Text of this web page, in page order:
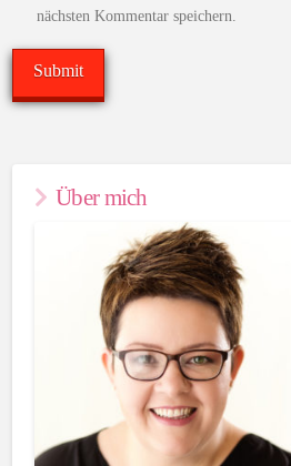
nächsten Kommentar speichern.
Über mich